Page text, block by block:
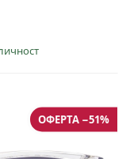
ОФЕРТА −51%